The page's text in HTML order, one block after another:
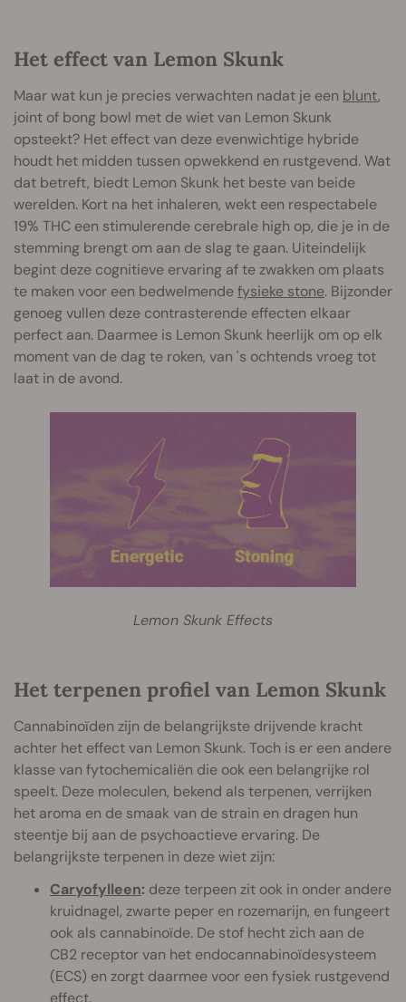
Het effect van Lemon Skunk
Maar wat kun je precies verwachten nadat je een blunt,
joint of bong bowl met de wiet van Lemon Skunk
opsteekt? Het effect van deze evenwichtige hybride
houdt het midden tussen opwekkend en rustgevend. Wat
dat betreft, biedt Lemon Skunk het beste van beide
werelden. Kort na het inhaleren, wekt een respectabele
19% THC een stimulerende cerebrale high op, die je in de
stemming brengt om aan de slag te gaan. Uiteindelijk
begint deze cognitieve ervaring af te zwakken om plaats
te maken voor een bedwelmendefysieke stone. Bijzonder
genoeg vullen deze contrasterende effecten elkaar
perfect aan. Daarmee is Lemon Skunk heerlijk om op elk
moment van de dag te roken, van 's ochtends vroeg tot
laat in de avond.
Lemon Skunk Effects
Het terpenen profiel van Lemon Skunk
Cannabinoïden zijn de belangrijkste drijvende kracht
achter het effect van Lemon Skunk. Toch is er een andere
klasse van fytochemicaliën die ook een belangrijke rol
speelt. Deze moleculen, bekend als terpenen, verrijken
het aroma en de smaak van de strain en dragen hun
steentje bij aan de psychoactieve ervaring. De
belangrijkste terpenen in deze wiet zijn:
Caryofylleen: deze terpeen zit ook in onder andere
kruidnagel, zwarte peper en rozemarijn, en fungeert
ook als cannabinoïde. De stof hecht zich aan de
CB2 receptor van het endocannabinoïdesysteem
(ECS) en zorgt daarmee voor een fysiek rustgevend
effect.